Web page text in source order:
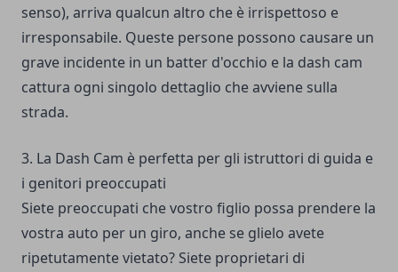
senso), arriva qualcun altro che è irrispettoso e
irresponsabile. Queste persone possono causare un
grave incidente in un batter d'occhio e la dash cam
cattura ogni singolo dettaglio che avviene sulla
strada.
3. La Dash Cam è perfetta per gli istruttori di guida e
i genitori preoccupati
Siete preoccupati che vostro figlio possa prendere la
vostra auto per un giro, anche se glielo avete
ripetutamente vietato? Siete proprietari di